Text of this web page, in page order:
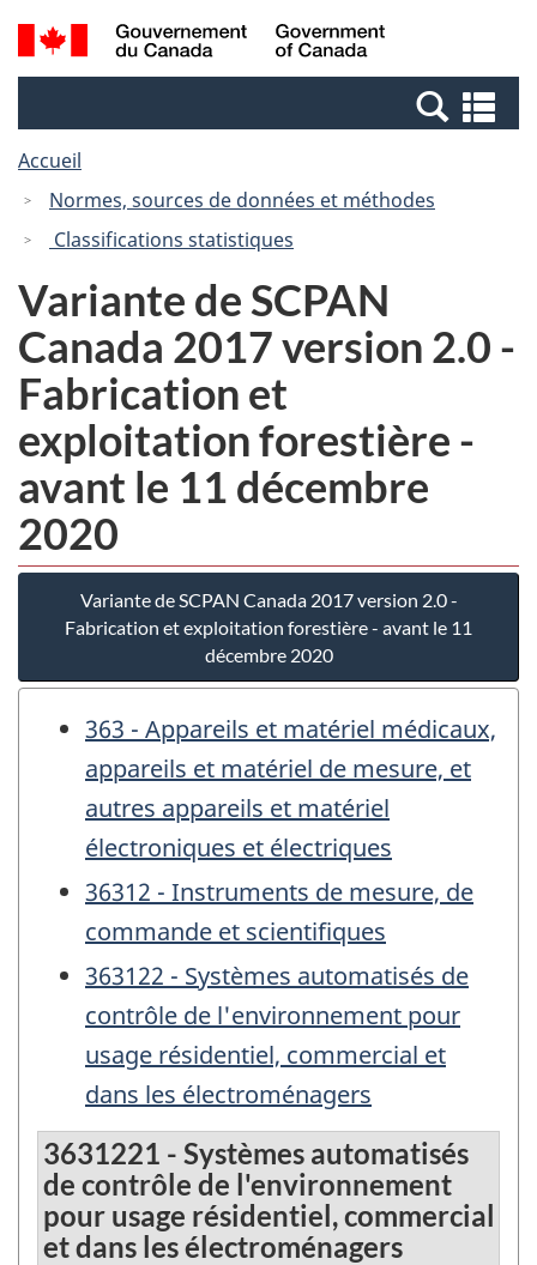
Passer
au
Passer
à
Canada
Recherche
et
et
Accueil
Normes, sources de données et méthodes
Classifications statistiques
Variante de SCPAN
Canada 2017 version 2.0 -
Fabrication et
exploitation forestière -
avant le 11 décembre
2020
Variante de SCPAN Canada 2017 version 2.0 -
Fabrication et exploitation forestière - avant le 11
décembre 2020
363 - Appareils et matériel médicaux,
appareils et matériel de mesure, et
autres appareils et matériel
électroniques et électriques
36312 - Instruments de mesure, de
commande et scientifiques
363122 - Systèmes automatisés de
contrôle de l'environnement pour
usage résidentiel, commercial et
dans les électroménagers
3631221 - Systèmes automatisés
de contrôle de l'environnement
pour usage résidentiel, commercial
et dans les électroménagers